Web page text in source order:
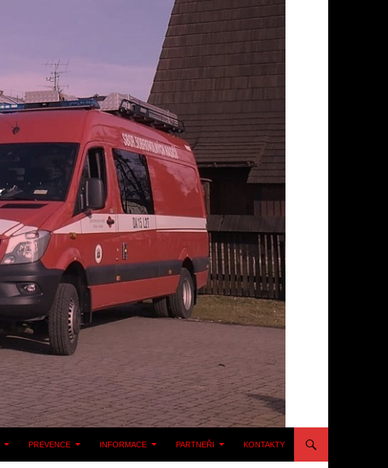
PREVENCE INFORMACE PARTNEŘI KONTAKTY